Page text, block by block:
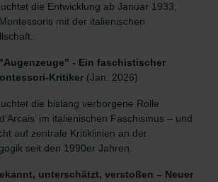
die Entwicklung ab Januar 1933,
mit der italienischen
- Ein faschistischer
Kritiker (Jan. 2026)
die bislang verborgene Rolle
im italienischen Faschismus – und
auf zentrale Kritiklinien an der
seit den 1990er Jahren.
unterschätzt, verstoßen – Neuer